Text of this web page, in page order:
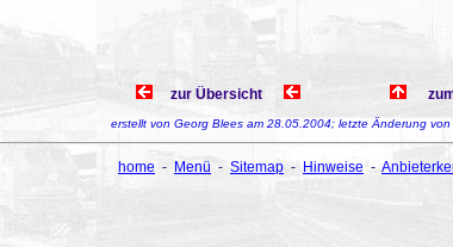
zur Übersicht
erstellt von Georg Blees am 28.05.2004; letzte Änderung
home - Menü - Sitemap - Hinweise -